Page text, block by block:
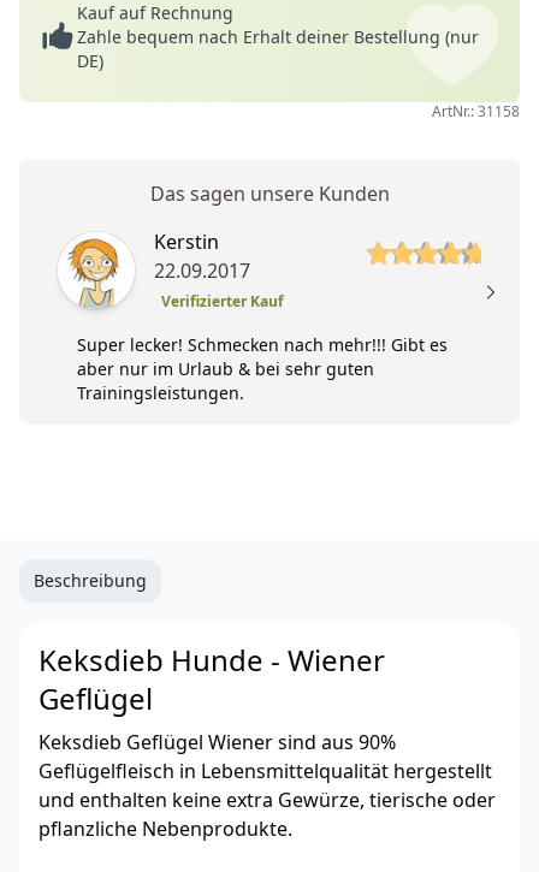
Kauf auf Rechnung
Zahle bequem nach Erhalt deiner Bestellung (nur
DE)
ArtNr.: 31158
Das sagen unsere Kunden
Kerstin
22.09.2017
Verifizierter Kauf
5 von 5 Sterne
Super lecker! Schmecken nach mehr!!! Gibt es
aber nur im Urlaub & bei sehr guten
Trainingsleistungen.
Beschreibung
Keksdieb Hunde - Wiener
Geflügel
Keksdieb Geflügel Wiener sind aus 90%
Geflügelfleisch in Lebensmittelqualität hergestellt
und enthalten keine extra Gewürze, tierische oder
pflanzliche Nebenprodukte.